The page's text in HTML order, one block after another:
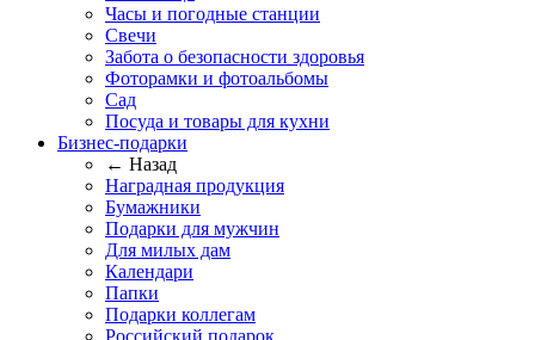
Часы и погодные станции
Свечи
Забота о безопасности здоровья
Фоторамки и фотоальбомы
Сад
Посуда и товары для кухни
Бизнес-подарки
← Назад
Наградная продукция
Бумажники
Подарки для мужчин
Для милых дам
Календари
Папки
Подарки коллегам
Российский подарок